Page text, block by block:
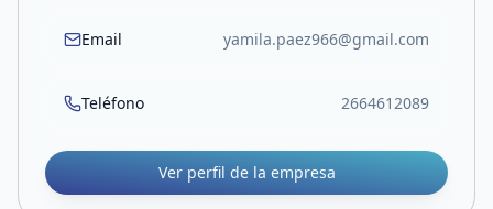
Email yamila.paez966@gmail.com
Teléfono 2664612089
Ver perfil de la empresa